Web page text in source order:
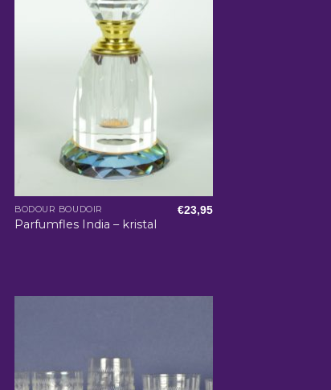
BODOUR BOUDOIR
Parfumfles India – kristal
€23,95